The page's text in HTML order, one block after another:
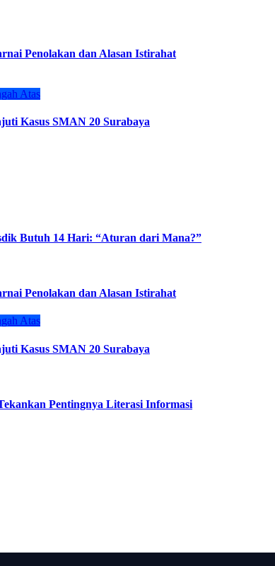
Penolakan dan Alasan Istirahat
Atas
Kasus SMAN 20 Surabaya
Butuh 14 Hari: “Aturan dari Mana?”
Penolakan dan Alasan Istirahat
Atas
Kasus SMAN 20 Surabaya
Pentingnya Literasi Informasi